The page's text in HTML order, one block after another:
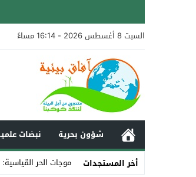
السبت 8 أغسطس 2026 - 16:14 مساءً
شؤون بحرية نبضات
أخر المستجدات
موجات الحر